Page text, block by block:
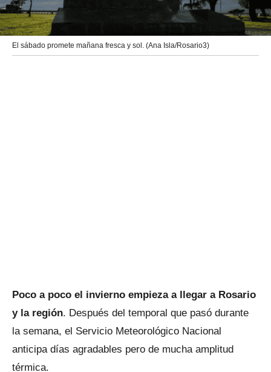
El sábado promete mañana fresca y sol. (Ana Isla/Rosario3)
Poco a poco el invierno empieza a llegar a Rosario
y la región. Después del temporal que pasó durante
la semana, el Servicio Meteorológico Nacional
anticipa días agradables pero de mucha amplitud
térmica.